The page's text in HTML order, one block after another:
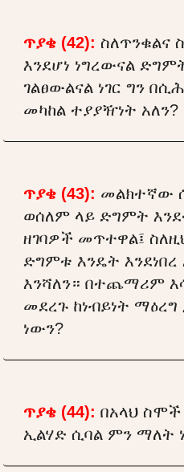
ጥያቄ (42): ስለጥንቁልና
እንደሆነ ነግረውናል
ገልፀውልናል ነገር ግን
መካከል ተያያዥነት አለን?
ጥያቄ (43): መልክተኛው
ወሰለም ላይ ድግምት
ዘገባዎች መጥተዋል፤
ድግምቱ እንዴት እንደነበረ
እንሻለን። በተጨማሪም
መደረጉ ከነብይነት ማዕረግ
ነውን?
ጥያቄ (44): በአላህ ስሞች
ኢልሃድ ሲባል ምን ማለት